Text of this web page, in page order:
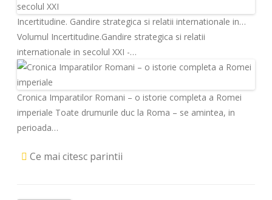
Incertitudine. Gandire strategica si relatii internationale in…
Volumul Incertitudine.Gandire strategica si relatii
internationale in secolul XXI -…
Cronica Imparatilor Romani – o istorie completa a Romei
imperiale Toate drumurile duc la Roma – se amintea, in
perioada…
Ce mai citesc parintii